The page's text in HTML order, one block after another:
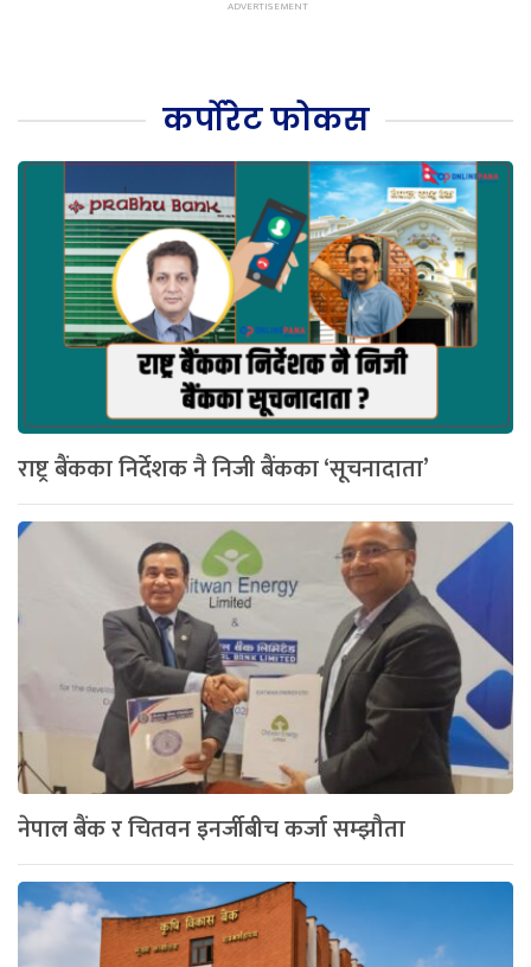
कर्पोरेट फोकस
राष्ट्र बैंकका निर्देशक नै निजी बैंकका ‘सूचनादाता’
नेपाल बैंक र चितवन इनर्जीबीच कर्जा सम्झौता